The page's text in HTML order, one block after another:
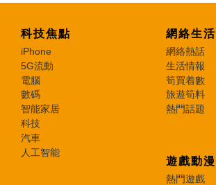
科技焦點
iPhone
5G流動
電腦
數碼
智能家居
科技
汽車
人工智能
網絡生活
網絡熱話
生活情報
筍買着數
旅遊筍料
熱門話題
遊戲動漫
熱門遊戲